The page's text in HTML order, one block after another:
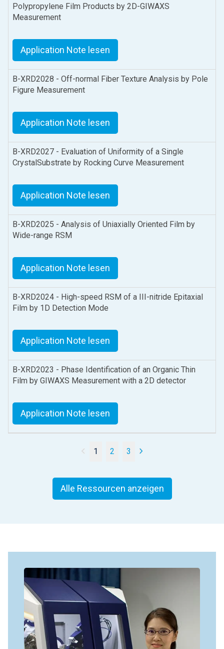
Polypropylene Film Products by 2D-GIWAXS
Measurement
Application Note lesen
B-XRD2028 - Off-normal Fiber Texture Analysis by Pole
Figure Measurement
Application Note lesen
B-XRD2027 - Evaluation of Uniformity of a Single
CrystalSubstrate by Rocking Curve Measurement
Application Note lesen
B-XRD2025 - Analysis of Uniaxially Oriented Film by
Wide-range RSM
Application Note lesen
B-XRD2024 - High-speed RSM of a III-nitride Epitaxial
Film by 1D Detection Mode
Application Note lesen
B-XRD2023 - Phase Identification of an Organic Thin
Film by GIWAXS Measurement with a 2D detector
Application Note lesen
1 2 3
Alle Ressourcen anzeigen